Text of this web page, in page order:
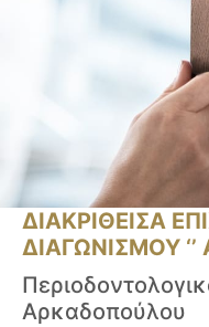
ΔΙΑΚΡΙΘΕΙΣΑ
ΔΙΑΓΩΝΙΣΜΟΥ ‘’
Αρκαδοπούλου